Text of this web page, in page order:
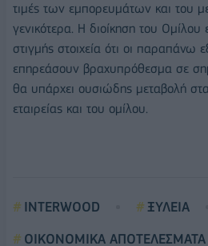
τιμές των εμπορευμάτων και του
γενικότερα. Η διοίκηση του Ομίλου
στιγμής στοιχεία ότι οι παραπάνω
επηρεάσουν βραχυπρόθεσμα σε
θα υπάρχει ουσιώδης μεταβολή στα
εταιρείας και του ομίλου.
INTERWOOD
ΞΥΛΕΙΑ
ΟΙΚΟΝΟΜΙΚΑ ΑΠΟΤΕΛΕΣΜΑΤΑ